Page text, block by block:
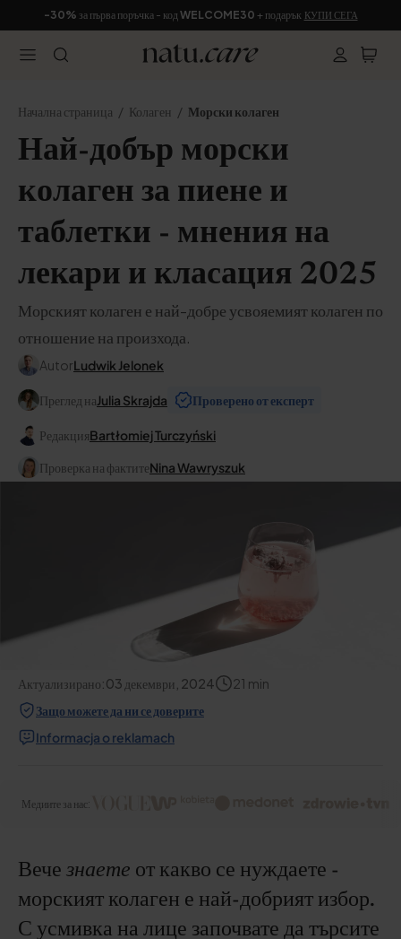
-30% за първа поръчка - код WELCOME30 + подарък КУПИ СЕГА
Начална страница Колаген Морски колаген
Най-добър морски
колаген за пиене и
таблетки - мнения на
лекари и класация 2025
Морският колаген е най-добре усвояемият колаген по
отношение на произхода.
AutorLudwik Jelonek
Преглед наJulia Skrajda Проверено от експерт
РедакцияBartłomiej Turczyński
Проверка на фактитеNina Wawryszuk
Актуализирано:03 декември, 2024 21 min
Защо можете да ни се доверите
Informacja o reklamach
Медиите за нас:
Вече знаете от какво се нуждаете -
морският колаген е най-добрият избор.
С усмивка на лице започвате да търсите